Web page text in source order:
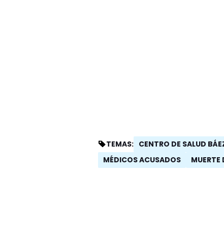
TEMAS: CENTRO DE SALUD
MÉDICOS ACUSADOS
MUERTE